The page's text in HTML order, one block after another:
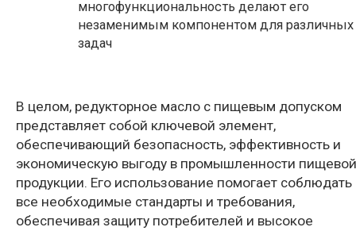
многофункциональность делают его
незаменимым компонентом для различных
задач
В целом, редукторное масло с пищевым допуском
представляет собой ключевой элемент,
обеспечивающий безопасность, эффективность и
экономическую выгоду в промышленности пищевой
продукции. Его использование помогает соблюдать
все необходимые стандарты и требования,
обеспечивая защиту потребителей и высокое